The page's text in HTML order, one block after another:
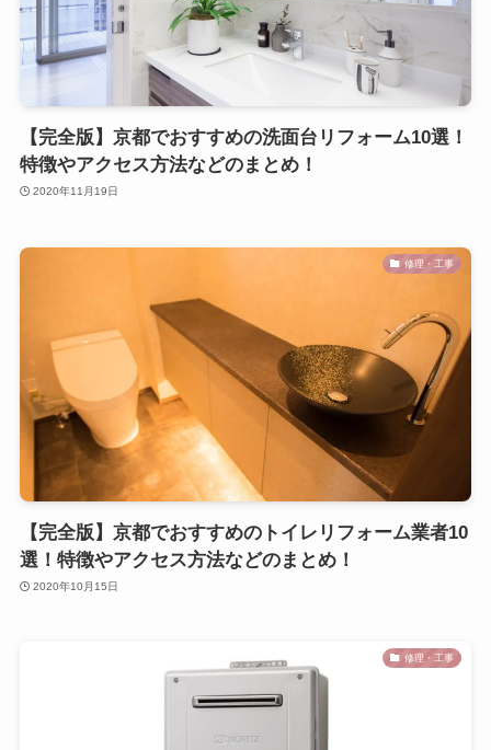
【完全版】京都でおすすめの洗面台リフォーム10選！
特徴やアクセス方法などのまとめ！
2020年11月19日
修理・工事
【完全版】京都でおすすめのトイレリフォーム業者10
選！特徴やアクセス方法などのまとめ！
2020年10月15日
修理・工事